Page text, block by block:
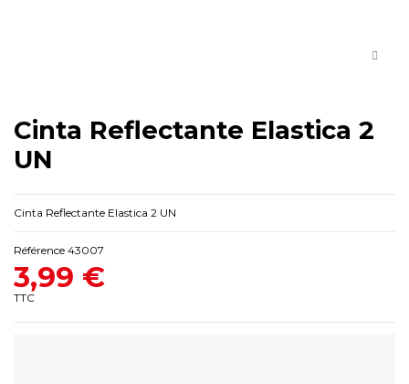
Cinta Reflectante Elastica 2
UN
Cinta Reflectante Elastica 2 UN
Référence 43007
3,99 €
TTC